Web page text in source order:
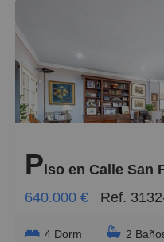
Piso en Calle San
640.000 €
Ref.
4 Dorm 2